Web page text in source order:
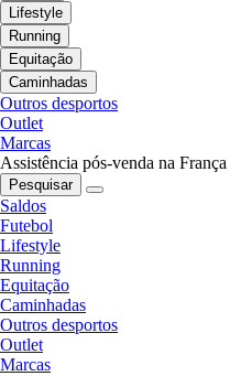
Lifestyle
Running
Equitação
Caminhadas
Outros desportos
Outlet
Marcas
Assistência pós-venda na França
Pesquisar
Saldos
Futebol
Lifestyle
Running
Equitação
Caminhadas
Outros desportos
Outlet
Marcas